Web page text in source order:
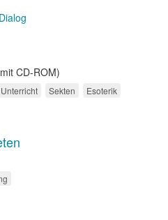
CD-ROM)
Unterricht Sekten Esoterik